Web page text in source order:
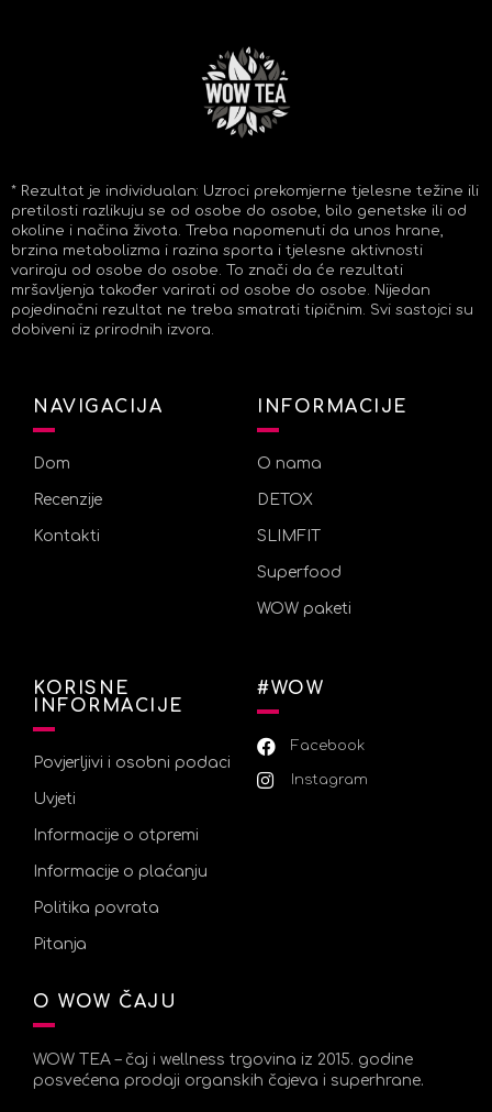
* Rezultat je individualan: Uzroci prekomjerne tjelesne težine ili
pretilosti razlikuju se od osobe do osobe, bilo genetske ili od
okoline i načina života. Treba napomenuti da unos hrane,
brzina metabolizma i razina sporta i tjelesne aktivnosti
variraju od osobe do osobe. To znači da će rezultati
mršavljenja također varirati od osobe do osobe. Nijedan
pojedinačni rezultat ne treba smatrati tipičnim. Svi sastojci su
dobiveni iz prirodnih izvora.
NAVIGACIJA
Dom
Recenzije
Kontakti
INFORMACIJE
O nama
DETOX
SLIMFIT
Superfood
WOW paketi
KORISNE
INFORMACIJE
Povjerljivi i osobni podaci
Uvjeti
Informacije o otpremi
Informacije o plaćanju
Politika povrata
Pitanja
#WOW
Facebook
Instagram
O WOW ČAJU
WOW TEA – čaj i wellness trgovina iz 2015. godine
posvećena prodaji organskih čajeva i superhrane.